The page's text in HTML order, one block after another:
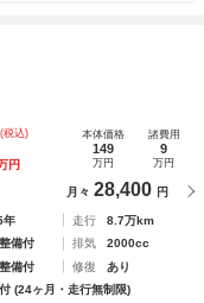
(税込)
円
本体価格
149
万円
諸費用
9
万円
月々 28,400 円
年 走行
8.7万km
備付 排気
2000cc
備付 修復
あり
(24ヶ月・走行無制限)